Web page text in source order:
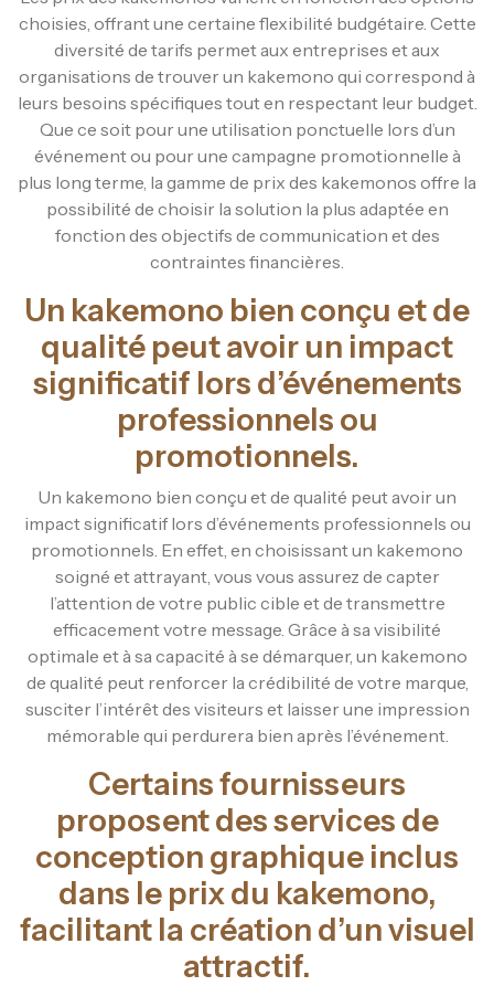
choisies, offrant une certaine flexibilité budgétaire. Cette
diversité de tarifs permet aux entreprises et aux
organisations de trouver un kakemono qui correspond à
leurs besoins spécifiques tout en respectant leur budget.
Que ce soit pour une utilisation ponctuelle lors d’un
événement ou pour une campagne promotionnelle à
plus long terme, la gamme de prix des kakemonos offre la
possibilité de choisir la solution la plus adaptée en
fonction des objectifs de communication et des
contraintes financières.
Un kakemono bien conçu et de
qualité peut avoir un impact
significatif lors d’événements
professionnels ou
promotionnels.
Un kakemono bien conçu et de qualité peut avoir un
impact significatif lors d’événements professionnels ou
promotionnels. En effet, en choisissant un kakemono
soigné et attrayant, vous vous assurez de capter
l’attention de votre public cible et de transmettre
efficacement votre message. Grâce à sa visibilité
optimale et à sa capacité à se démarquer, un kakemono
de qualité peut renforcer la crédibilité de votre marque,
susciter l’intérêt des visiteurs et laisser une impression
mémorable qui perdurera bien après l’événement.
Certains fournisseurs
proposent des services de
conception graphique inclus
dans le prix du kakemono,
facilitant la création d’un visuel
attractif.